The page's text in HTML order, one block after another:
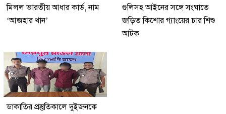
মিলল ভারতীয় আধার কার্ড, নাম
‘আজহার খান’
গুলিসহ আইনের সঙ্গে সংঘাতে
জড়িত কিশোর গ্যাংয়ের চার শিশু
আটক
ডাকাতির প্রস্তুতিকালে দুইজনকে